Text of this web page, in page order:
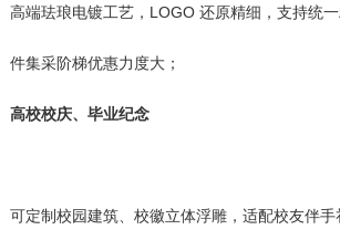
高端珐琅电镀工艺，LOGO 还原精细，支持统
件集采阶梯优惠力度大；
高校校庆、毕业纪念
可定制校园建筑、校徽立体浮雕，适配校友伴手